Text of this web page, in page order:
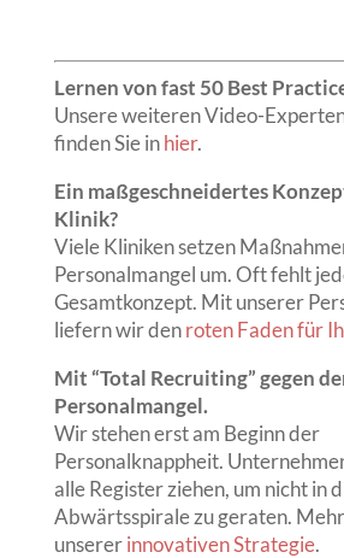
Lernen von fast 50 Best
Unsere weiteren Video-
finden Sie inhier.
Ein maßgeschneidertes
Klinik?
Viele Kliniken setzen
Personalmangel um. Oft fehlt
Gesamtkonzept. Mit unserer
liefern wir denroten Faden für
Mit “Total Recruiting” gegen
Personalmangel.
Wir stehen erst am Beginn der
Personalknappheit.
alle Register ziehen, um nicht in
Abwärtsspirale zu geraten.
unsererinnovativen Strategie.